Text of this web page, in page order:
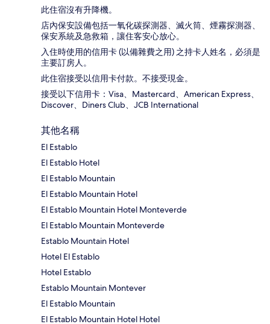
此住宿沒有升降機。
店內保安設備包括一氧化碳探測器、滅火筒、煙霧探測器、
保安系統及急救箱，讓住客安心放心。
入住時使用的信用卡 (以備雜費之用) 之持卡人姓名，必須是
主要訂房人。
此住宿接受以信用卡付款。不接受現金。
接受以下信用卡：Visa、Mastercard、American Express、
Discover、Diners Club、JCB International
其他名稱
El Establo
El Establo Hotel
El Establo Mountain
El Establo Mountain Hotel
El Establo Mountain Hotel Monteverde
El Establo Mountain Monteverde
Establo Mountain Hotel
Hotel El Establo
Hotel Establo
Establo Mountain Montever
El Establo Mountain
El Establo Mountain Hotel Hotel